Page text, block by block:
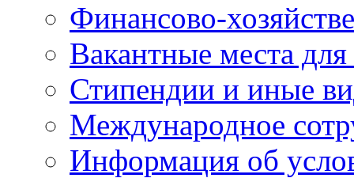
Финансово-
Вакантные места
Стипендии и иные
Международное
Информация об